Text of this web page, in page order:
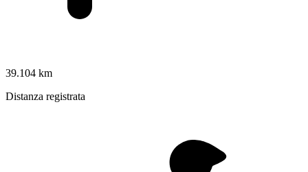
39.104 km
Distanza registrata